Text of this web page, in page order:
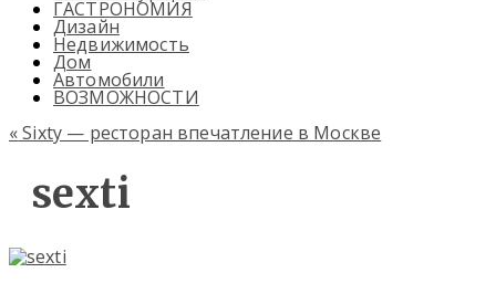
ГАСТРОНОМИЯ
Дизайн
Недвижимость
Дом
Автомобили
ВОЗМОЖНОСТИ
«Sixty — ресторан впечатление в Москве
sexti